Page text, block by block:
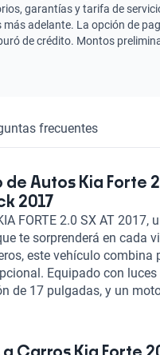
garantías y tarifa de
adelante. La opción de
de crédito. Montos
frecuentes
Autos Kia Forte
2017
FORTE 2.0 SX AT 2017,
te sorprenderá en cada
este vehículo combina
Equipado con
de 17 pulgadas, y un
experimentarás un
delantera y